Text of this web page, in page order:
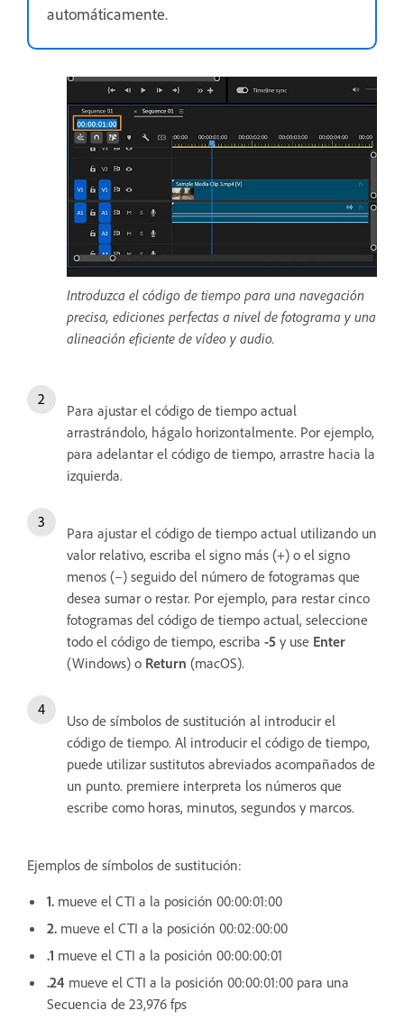
automáticamente.
Introduzca el código de tiempo para una navegación
precisa, ediciones perfectas a nivel de fotograma y una
alineación eficiente de vídeo y audio.
Para ajustar el código de tiempo actual
arrastrándolo, hágalo horizontalmente. Por ejemplo,
para adelantar el código de tiempo, arrastre hacia la
izquierda.
Para ajustar el código de tiempo actual utilizando un
valor relativo, escriba el signo más (+) o el signo
menos (–) seguido del número de fotogramas que
desea sumar o restar. Por ejemplo, para restar cinco
fotogramas del código de tiempo actual, seleccione
todo el código de tiempo, escriba -5 y use Enter
(Windows) o Return (macOS).
Uso de símbolos de sustitución al introducir el
código de tiempo. Al introducir el código de tiempo,
puede utilizar sustitutos abreviados acompañados de
un punto. premiere interpreta los números que
escribe como horas, minutos, segundos y marcos.
Ejemplos de símbolos de sustitución:
1. mueve el CTI a la posición 00:00:01:00
2. mueve el CTI a la posición 00:02:00:00
.1 mueve el CTI a la posición 00:00:00:01
.24 mueve el CTI a la posición 00:00:01:00 para una
Secuencia de 23,976 fps